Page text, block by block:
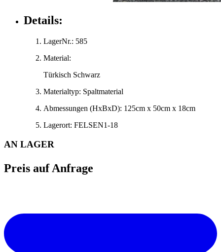
Details:
LagerNr.: 585
Material:
Türkisch Schwarz
Materialtyp: Spaltmaterial
Abmessungen (HxBxD): 125cm x 50cm x 18cm
Lagerort: FELSEN1-18
AN LAGER
Preis auf Anfrage